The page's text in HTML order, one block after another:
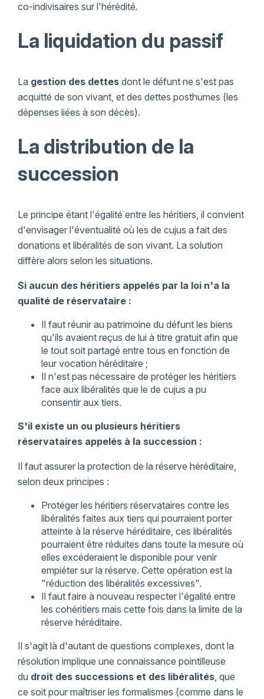
co-indivisaires sur l'hérédité.
La liquidation du passif
La gestion des dettes dont le défunt ne s'est pas
acquitté de son vivant, et des dettes posthumes (les
dépenses liées à son décès).
La distribution de la
succession
Le principe étant l'égalité entre les héritiers, il convient
d'envisager l'éventualité où les de cujus a fait des
donations et libéralités de son vivant. La solution
diffère alors selon les situations.
Si aucun des héritiers appelés par la loi n'a la
qualité de réservataire :
Il faut réunir au patrimoine du défunt les biens
qu'ils avaient reçus de lui à titre gratuit afin que
le tout soit partagé entre tous en fonction de
leur vocation héréditaire ;
Il n'est pas nécessaire de protéger les héritiers
face aux libéralités que le de cujus a pu
consentir aux tiers.
S'il existe un ou plusieurs héritiers
réservataires appelés à la succession :
Il faut assurer la protection de la réserve héréditaire,
selon deux principes :
Protéger les héritiers réservataires contre les
libéralités faites aux tiers qui pourraient porter
atteinte à la réserve héréditaire, ces libéralités
pourraient être réduites dans toute la mesure où
elles excéderaient le disponible pour venir
empiéter sur la réserve. Cette opération est la
"réduction des libéralités excessives".
Il faut faire à nouveau respecter l'égalité entre
les cohéritiers mais cette fois dans la limite de la
réserve héréditaire.
Il s'agit là d'autant de questions complexes, dont la
résolution implique une connaissance pointilleuse
du droit des successions et des libéralités, que
ce soit pour maîtriser les formalismes (comme dans le